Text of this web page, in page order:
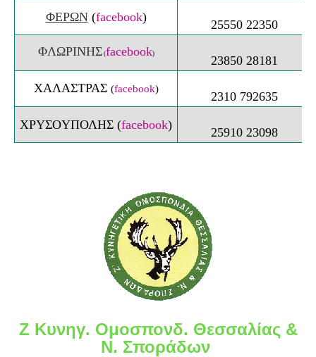
ΦΕΡΩΝ(facebook)
25550 22350
ΦΛΩΡΙΝΗΣ (facebook)
23850 28181
XΑΛΑΣΤΡΑΣ (facebook)
2310 792635
XΡΥΣΟYΠΟΛΗΣ (facebook)
25910 23098
Ζ Κυνηγ. Ομοσπονδ. Θεσσαλίας &
Ν. Σποράδων